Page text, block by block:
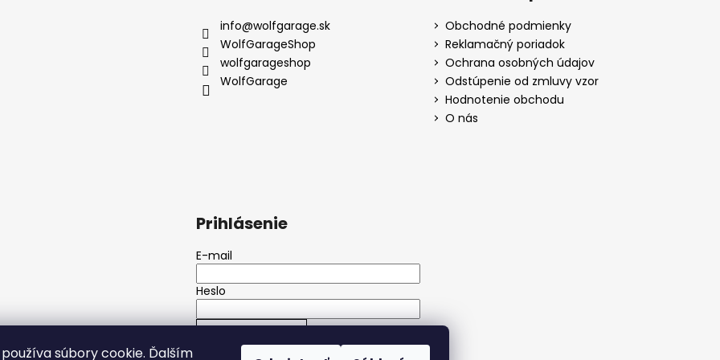
súbory cookie. Ďalším
info@wolfgarage.sk
WolfGarageShop
wolfgarageshop
WolfGarage
Obchodné podmienky
Reklamačný poriadok
Ochrana osobných údajov
Odstúpenie od zmluvy vzor
Hodnotenie obchodu
O nás
Prihlásenie
E-mail
Heslo
PRIHLÁSIŤ SA